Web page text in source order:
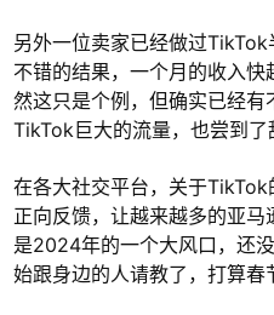
另外一位卖家已经做过
不错的结果，一个月的收入
然这只是个例，但确实已经有
TikTok巨大的流量，也尝到了
在各大社交平台，关于
正向反馈，让越来越多的亚
是2024年的一个大风口，还
始跟身边的人请教了，打算春